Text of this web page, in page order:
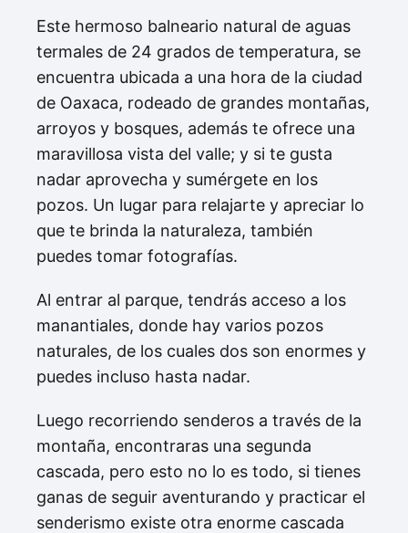
Este hermoso balneario natural de aguas
termales de 24 grados de temperatura, se
encuentra ubicada a una hora de la ciudad
de Oaxaca, rodeado de grandes montañas,
arroyos y bosques, además te ofrece una
maravillosa vista del valle; y si te gusta
nadar aprovecha y sumérgete en los
pozos. Un lugar para relajarte y apreciar lo
que te brinda la naturaleza, también
puedes tomar fotografías.
Al entrar al parque, tendrás acceso a los
manantiales, donde hay varios pozos
naturales, de los cuales dos son enormes y
puedes incluso hasta nadar.
Luego recorriendo senderos a través de la
montaña, encontraras una segunda
cascada, pero esto no lo es todo, si tienes
ganas de seguir aventurando y practicar el
senderismo existe otra enorme cascada